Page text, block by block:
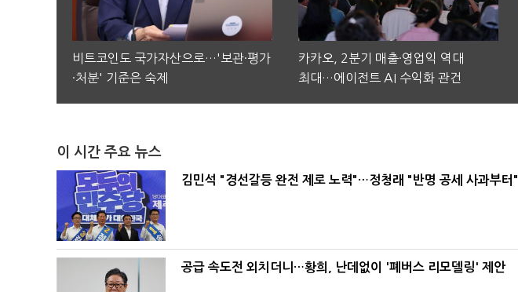
비트코인도 국가자산으로…'보관·평가
·처분' 기준은 숙제
카카오, 2분기 매출·영업익 역대
최대…에이전트 AI 수익화 관건
이 시간 주요 뉴스
김민석 "경선갈등 완전 제로 노력"…정청래 "반명 공세 사과부터"
공급 속도전 외치더니…황희, 난데없이 '폐버스 리모델링' 제안